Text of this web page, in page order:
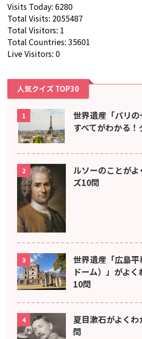
Visits Today: 6280
Total Visits: 2055487
Total Visitors: 1
Total Countries: 35601
Live Visitors: 0
人気クイズ TOP30
1
世界遺産「パリ
すべてがわかる！
2
ルソーのことが
ズ10問
3
世界遺産「広島
ドーム）」がよ
10問
4
夏目漱石がよく
問